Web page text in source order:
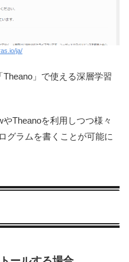
ja/
Theano」で使える深層学習
Theanoを利用しつつ様々
グラムを書くことが可能に